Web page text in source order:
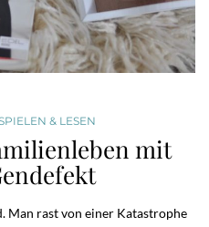
& LESEN
mit
Man rast von einer Katastrophe